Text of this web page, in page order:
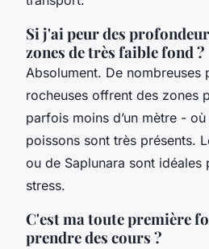
Si j'ai peur des
zones de très faible fond ?
Absolument. De nombreuses
rocheuses offrent des zones
parfois moins d’un mètre -
poissons sont très présents.
ou de Saplunara sont idéales
stress.
C'est ma toute première
prendre des cours ?